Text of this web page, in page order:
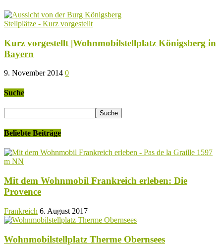
Stellplätze - Kurz vorgestellt
Kurz vorgestellt |Wohnmobilstellplatz Königsberg in
Bayern
9. November 2014 0
Suche
Beliebte Beiträge
Mit dem Wohnmobil Frankreich erleben: Die
Provence
Frankreich 6. August 2017
Wohnmobilstellplatz Therme Obernsees